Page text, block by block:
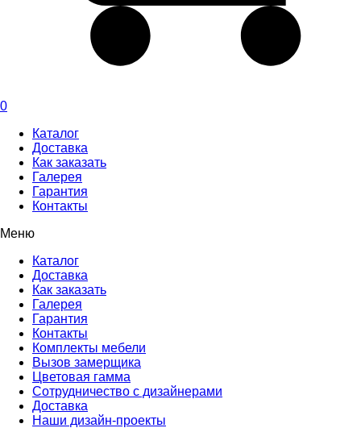
0
Каталог
Доставка
Как заказать
Галерея
Гарантия
Контакты
Меню
Каталог
Доставка
Как заказать
Галерея
Гарантия
Контакты
Комплекты мебели
Вызов замерщика
Цветовая гамма
Сотрудничество с дизайнерами
Доставка
Наши дизайн-проекты